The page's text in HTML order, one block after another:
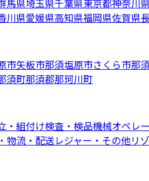
馬県埼玉県千葉県東京都神奈川県
川県愛媛県高知県福岡県佐賀県
市矢板市那須塩原市さくら市那
須町那須郡那珂川町
・組付け検査・検品機械オペレ
物流・配送レジャー・その他リ